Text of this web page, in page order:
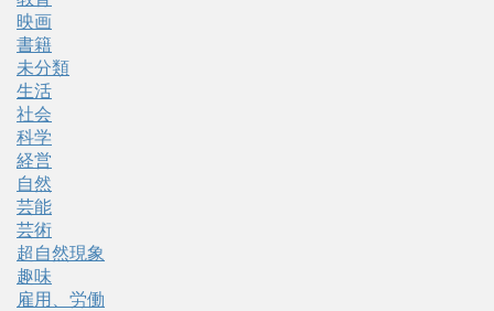
映画
書籍
未分類
生活
社会
科学
経営
自然
芸能
芸術
超自然現象
趣味
雇用、労働